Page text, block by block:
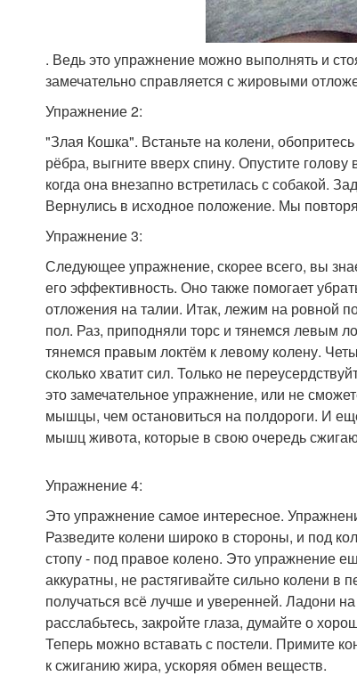
. Ведь это упражнение можно выполнять и
замечательно справляется с жировыми
Упражнение 2:
"Злая Кошка". Встаньте на колени,
рёбра, выгните вверх спину. Опустите
когда она внезапно встретилась с собакой.
Вернулись в исходное положение. Мы
Упражнение 3:
Следующее упражнение, скорее всего, вы
его эффективность. Оно также помогает
отложения на талии. Итак, лежим на ровной
пол. Раз, приподняли торс и тянемся левым
тянемся правым локтём к левому колену.
сколько хватит сил. Только не
это замечательное упражнение, или не
мышцы, чем остановиться на полдороги. И
мышц живота, которые в свою очередь
Упражнение 4:
Это упражнение самое интересное.
Разведите колени широко в стороны, и под
стопу - под правое колено. Это упражнение
аккуратны, не растягивайте сильно колени
получаться всё лучше и уверенней. Ладони
расслабьтесь, закройте глаза, думайте о
Теперь можно вставать с постели. Примите
к сжиганию жира, ускоряя обмен веществ.